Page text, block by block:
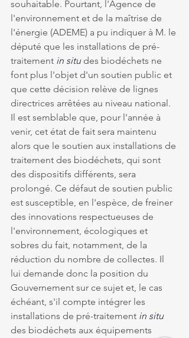
souhaitable. Pourtant, l'Agence de
l'environnement et de la maîtrise de
l'énergie (ADEME) a pu indiquer à M. le
député que les installations de pré-
traitement in situ des biodéchets ne
font plus l'objet d'un soutien public et
que cette décision relève de lignes
directrices arrêtées au niveau national.
Il est semblable que, pour l'année à
venir, cet état de fait sera maintenu
alors que le soutien aux installations de
traitement des biodéchets, qui sont
des dispositifs différents, sera
prolongé. Ce défaut de soutien public
est susceptible, en l'espèce, de freiner
des innovations respectueuses de
l'environnement, écologiques et
sobres du fait, notamment, de la
réduction du nombre de collectes. Il
lui demande donc la position du
Gouvernement sur ce sujet et, le cas
échéant, s'il compte intégrer les
installations de pré-traitement in situ
des biodéchets aux équipements